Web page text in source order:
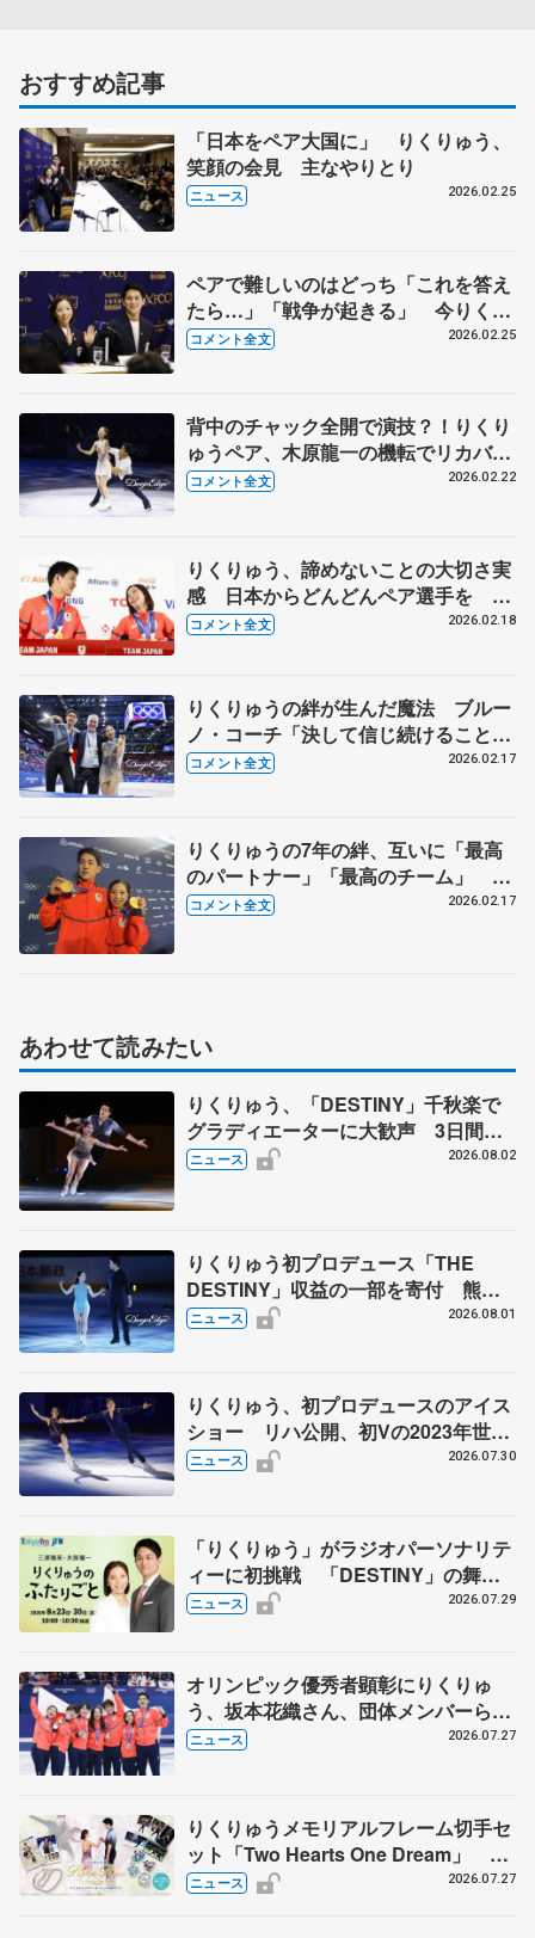
おすすめ記事
「日本をペア大国に」 りくりゅう、
笑顔の会見 主なやりとり
ニュース 2026.02.25
ペアで難しいのはどっち「これを答え
たら…」「戦争が起きる」 今りくり
ゅう二人でやりたいことは…？【日本
コメント全文 2026.02.25
背中のチャック全開で演技？！りくり
ゅうペア、木原龍一の機転でリカバリ
ー 「今日は僕がお兄さん！」【ミラ
コメント全文 2026.02.22
りくりゅう、諦めないことの大切さ実
感 日本からどんどんペア選手を
【ミラノ五輪一夜明け会見】
コメント全文 2026.02.18
りくりゅうの絆が生んだ魔法 ブルー
ノ・コーチ「決して信じ続けることを
止めなかった」 【ミラノ五輪ペアフ
コメント全文 2026.02.17
りくりゅうの7年の絆、互いに「最高
のパートナー」「最高のチーム」
【金メダリスト会見】
コメント全文 2026.02.17
あわせて読みたい
りくりゅう、「DESTINY」千秋楽で
グラディエーターに大歓声 3日間の
計4公演で延べ約１万8千人動員、三浦
ニュース 2026.08.02
りくりゅう初プロデュース「THE
DESTINY」収益の一部を寄付 熊本
地震、被災者支援
ニュース 2026.08.01
りくりゅう、初プロデュースのアイス
ショー リハ公開、初Vの2023年世界
選手権のSP披露 ハゼボロ、チョク
ニュース 2026.07.30
「りくりゅう」がラジオパーソナリテ
ィーに初挑戦 「DESTINY」の舞台
裏エピソードも
ニュース 2026.07.29
オリンピック優秀者顕彰にりくりゅ
う、坂本花織さん、団体メンバーら
8月7日に文科省が表彰式、ブルーノ・
ニュース 2026.07.27
りくりゅうメモリアルフレーム切手セ
ット「Two Hearts One Dream」 受
注生産、7月29日受け付け開始
ニュース 2026.07.27